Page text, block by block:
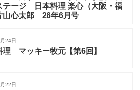
テージ 日本料理 楽心（大阪・福
心太郎 26年6月号
24日
理 マッキー牧元【第6回】
22日